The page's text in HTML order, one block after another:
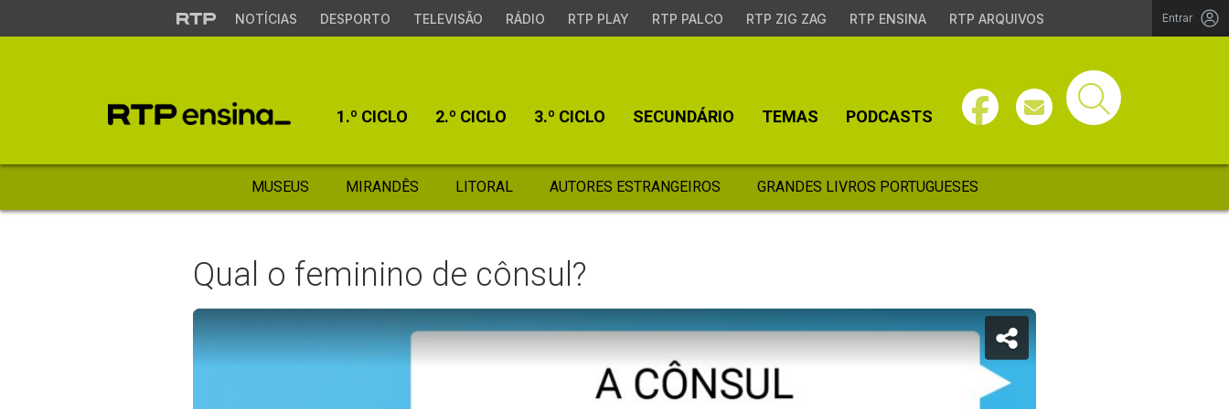
NOTÍCIAS DESPORTO TELEVISÃO RÁDIO RTP PLAY RTP PALCO RTP ZIG ZAG RTP ENSINA RTP ARQUIVOS Entrar
1.º CICLO 2.º CICLO 3.º CICLO SECUNDÁRIO TEMAS PODCASTS
MUSEUS MIRANDÊS LITORAL AUTORES ESTRANGEIROS GRANDES LIVROS PORTUGUESES
Qual o feminino de cônsul?